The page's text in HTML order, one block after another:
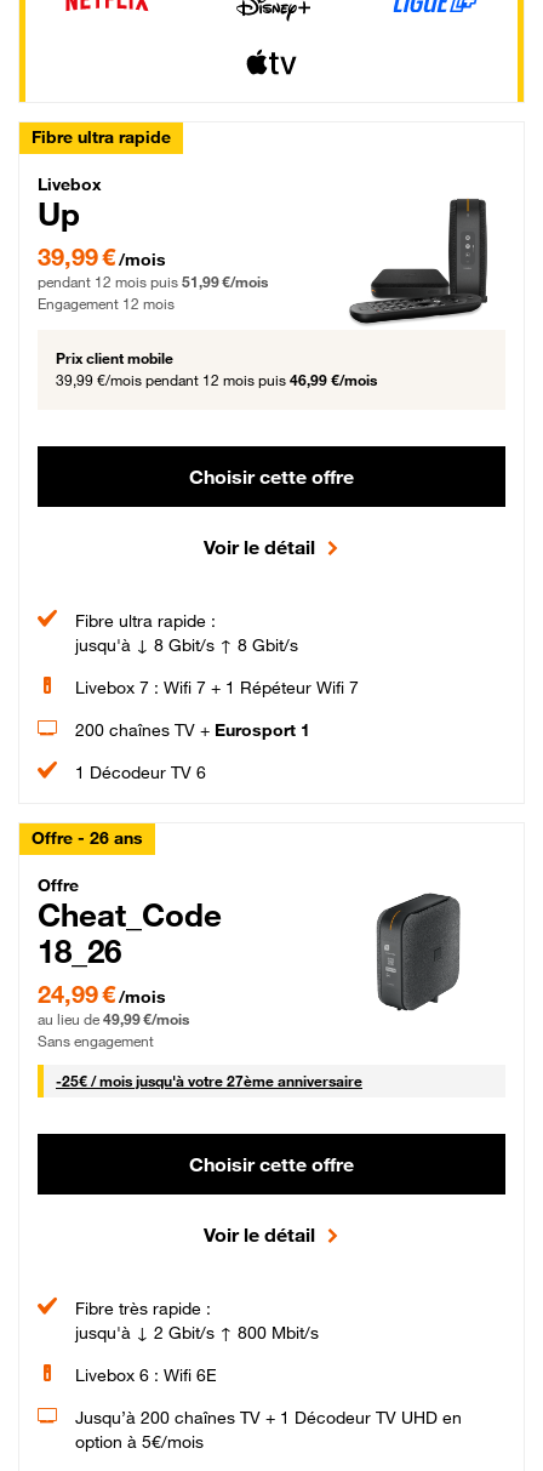
Fibre ultra rapide
Livebox Up Fibre
Livebox
Up
39,99 € par mois pendant 12 mois puis 51,99 € par mois, Engagement 12 mois
39,99 €/mois
pendant 12 mois puis 51,99 €/mois
Engagement 12 mois
Prix client mobile
39,99 €/mois pendant 12 mois puis 46,99 €/mois
Choisir cette offre
Voir le détail
Fibre ultra rapide :
jusqu'à ↓ 8 Gbit/s ↑ 8 Gbit/s
Livebox 7 : Wifi 7 + 1 Répéteur Wifi 7
200 chaînes TV + Eurosport 1
1 Décodeur TV 6
Offre - 26 ans
Cheat_Code Fibre_18_26
Offre
Cheat_Code
18_26
24,99 € par mois pendant 0 mois puis 49,99 € par mois, Sans engagement
24,99 €/mois
au lieu de 49,99 €/mois
Sans engagement
-25€ / mois25 € par mois
jusqu'à votre 27ème anniversaire
Choisir cette offre
Voir le détail
Fibre très rapide :
jusqu'à ↓ 2 Gbit/s ↑ 800 Mbit/s
Livebox 6 : Wifi 6E
Jusqu’à 200 chaînes TV + 1 Décodeur TV UHD en
option à 5€/mois